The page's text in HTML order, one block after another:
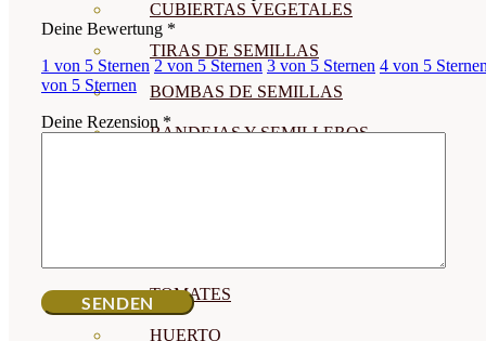
CUBIERTAS VEGETALES
TIRAS DE SEMILLAS
BOMBAS DE SEMILLAS
BANDEJAS Y SEMILLEROS
TOMATES
HUERTO
Deine Bewertung *
1 von 5 Sternen 2 von 5 Sternen 3 von 5 Sternen 4 von 5
von 5 Sternen
Deine Rezension *